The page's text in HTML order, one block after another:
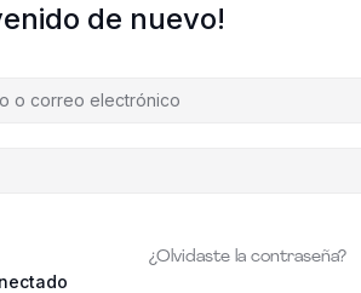
de nuevo!
¿Olvidaste la contraseña?